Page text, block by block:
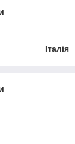
Італія